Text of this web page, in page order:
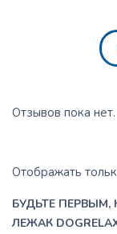
Отзывов пока нет.
Отображать
БУДЬТЕ ПЕРВЫМ,
ЛЕЖАК